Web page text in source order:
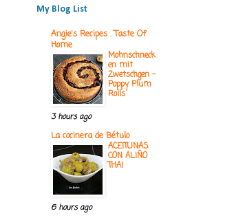
My Blog List
Angie's Recipes . Taste Of
Home
Mohnschneck
en mit
Zwetschgen -
Poppy Plum
Rolls
3 hours ago
La cocinera de Bétulo
ACEITUNAS
CON ALIÑO
THAI
6 hours ago